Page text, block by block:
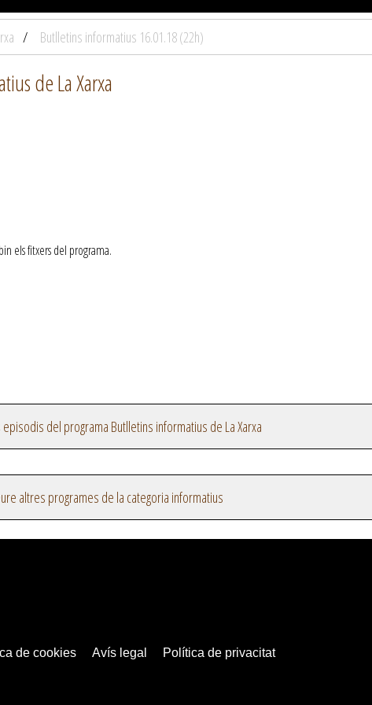
Butlletins informatius 16.01.18 (22h)
de La Xarxa
els fitxers del programa.
del programa Butlletins informatius de La Xarxa
altres programes de la categoria informatius
de cookies Avís legal Política de privacitat